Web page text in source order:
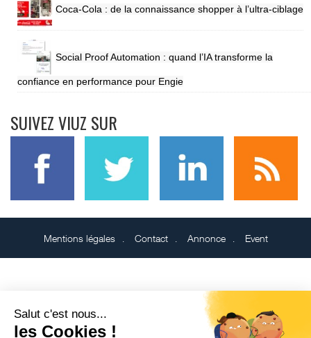
Salut c'est nous...
les Cookies !
Coca-Cola : de la connaissance shopper à l’ultra-ciblage
Social Proof Automation : quand l’IA transforme la
confiance en performance pour Engie
SUIVEZ VIUZ SUR
Mentions légales Contact Annonce Event